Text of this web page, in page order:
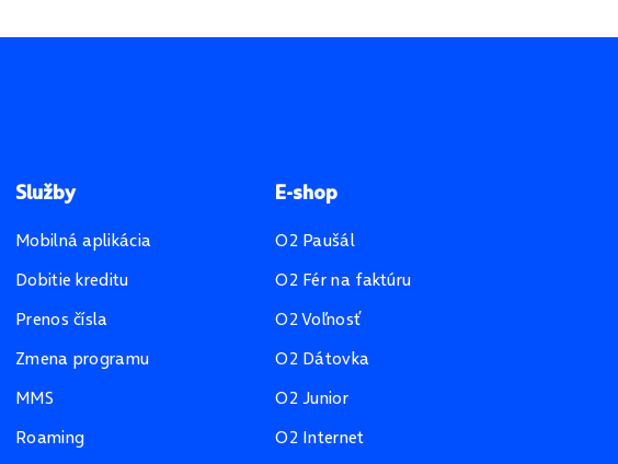
Služby
Mobilná aplikácia
Dobitie kreditu
Prenos čísla
Zmena programu
MMS
Roaming
E-shop
O2 Paušál
O2 Fér na faktúru
O2 Voľnosť
O2 Dátovka
O2 Junior
O2 Internet